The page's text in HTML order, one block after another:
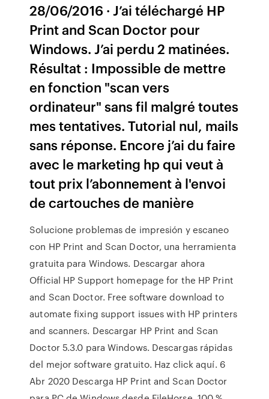
28/06/2016 · J’ai téléchargé HP
Print and Scan Doctor pour
Windows. J’ai perdu 2 matinées.
Résultat : Impossible de mettre
en fonction "scan vers
ordinateur" sans fil malgré toutes
mes tentatives. Tutorial nul, mails
sans réponse. Encore j’ai du faire
avec le marketing hp qui veut à
tout prix l’abonnement à l'envoi
de cartouches de manière
Solucione problemas de impresión y escaneo
con HP Print and Scan Doctor, una herramienta
gratuita para Windows. Descargar ahora
Official HP Support homepage for the HP Print
and Scan Doctor. Free software download to
automate fixing support issues with HP printers
and scanners. Descargar HP Print and Scan
Doctor 5.3.0 para Windows. Descargas rápidas
del mejor software gratuito. Haz click aquí. 6
Abr 2020 Descarga HP Print and Scan Doctor